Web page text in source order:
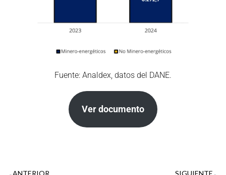
Fuente: Analdex, datos del DANE.
Ver documento